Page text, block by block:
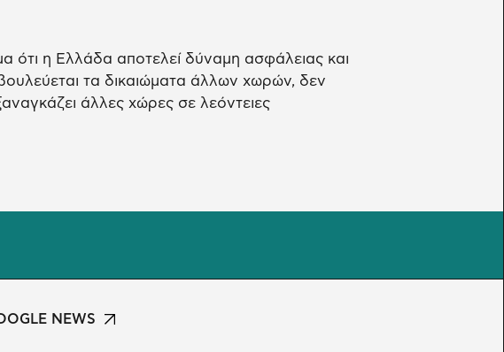
ότι η Ελλάδα αποτελεί δύναμη ασφάλειας και
τα δικαιώματα άλλων χωρών, δεν
άλλες χώρες σε λεόντειες
NEWS